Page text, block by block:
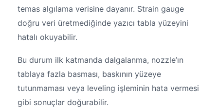
temas algılama verisine dayanır. Strain gauge
doğru veri üretmediğinde yazıcı tabla yüzeyini
hatalı okuyabilir.
Bu durum ilk katmanda dalgalanma, nozzle’ın
tablaya fazla basması, baskının yüzeye
tutunmaması veya leveling işleminin hata vermesi
gibi sonuçlar doğurabilir.